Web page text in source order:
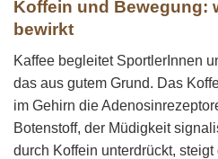
Koffein und Bewegung:
bewirkt
Kaffee begleitet SportlerInnen
das aus gutem Grund. Das
im Gehirn die
Botenstoff, der Müdigkeit
durch Koffein unterdrückt,